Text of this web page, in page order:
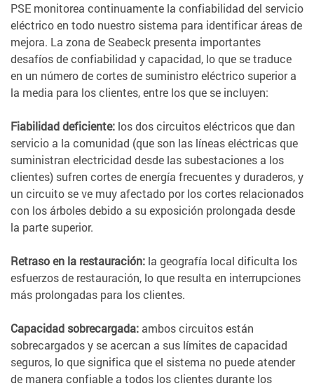
PSE monitorea continuamente la confiabilidad del servicio
eléctrico en todo nuestro sistema para identificar áreas de
mejora. La zona de Seabeck presenta importantes
desafíos de confiabilidad y capacidad, lo que se traduce
en un número de cortes de suministro eléctrico superior a
la media para los clientes, entre los que se incluyen:
Fiabilidad deficiente: los dos circuitos eléctricos que dan
servicio a la comunidad (que son las líneas eléctricas que
suministran electricidad desde las subestaciones a los
clientes) sufren cortes de energía frecuentes y duraderos, y
un circuito se ve muy afectado por los cortes relacionados
con los árboles debido a su exposición prolongada desde
la parte superior.
Retraso en la restauración: la geografía local dificulta los
esfuerzos de restauración, lo que resulta en interrupciones
más prolongadas para los clientes.
Capacidad sobrecargada: ambos circuitos están
sobrecargados y se acercan a sus límites de capacidad
seguros, lo que significa que el sistema no puede atender
de manera confiable a todos los clientes durante los